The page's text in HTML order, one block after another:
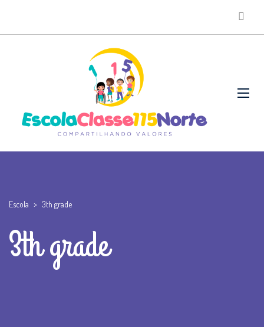
Escola > 3th grade
3th grade